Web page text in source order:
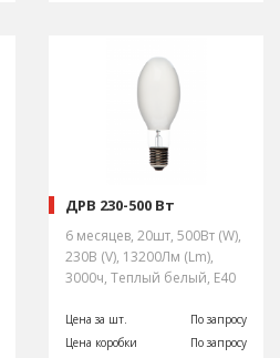
ДРВ 230-500 Вт
6 месяцев, 20шт, 500Вт (W),
230В (V), 13200Лм (Lm),
3000ч, Теплый белый, E40
Цена за шт.
По запросу
Цена коробки
По запросу